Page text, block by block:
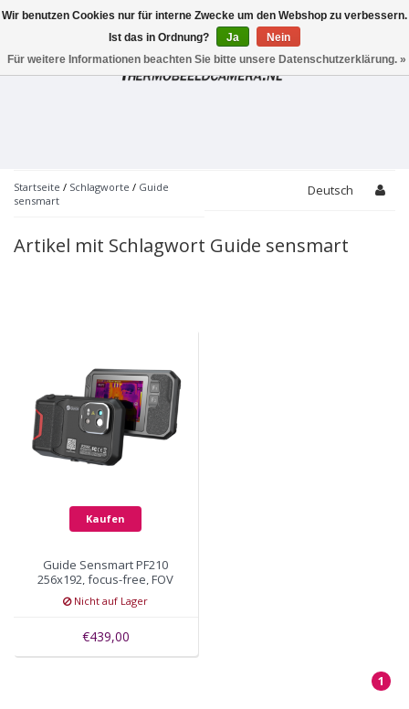
Toggle
Startseite / Schlagworte / Guide
sensmart
Deutsch
Artikel mit Schlagwort Guide sensmart
Kaufen
Guide Sensmart PF210
256x192, focus-free, FOV
Nicht auf Lager
€439,00
1
Wir benutzen Cookies nur für interne Zwecke um den Webshop zu verbessern.
Ist das in Ordnung?
Ja
Nein
Für weitere Informationen beachten Sie bitte unsere Datenschutzerklärung. »